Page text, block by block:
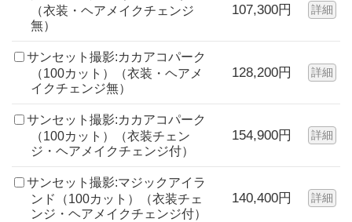
（衣装・ヘアメイクチェンジ
無）
107,300円 詳細
サンセット撮影:カカアコパーク
（100カット）（衣装・ヘアメ
イクチェンジ無）
128,200円 詳細
サンセット撮影:カカアコパーク
（100カット）（衣装チェン
ジ・ヘアメイクチェンジ付）
154,900円 詳細
サンセット撮影:マジックアイラ
ンド（100カット）（衣装チェ
ンジ・ヘアメイクチェンジ付）
140,400円 詳細